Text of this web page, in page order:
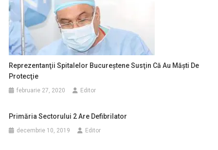
Reprezentanţii Spitalelor Bucureştene Susţin Că Au Măşti De
Protecţie
februarie 27, 2020 Editor
Primăria Sectorului 2 Are Defibrilator
decembrie 10, 2019 Editor